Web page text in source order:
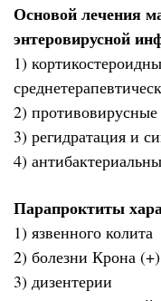
Основой лечения
энтеровирусной
1)
2)
3) регидратация и
4)
Парапроктиты
1) язвенного колита
2) болезни Крона (+)
3) дизентерии